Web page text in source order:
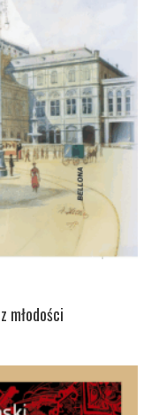
młodości